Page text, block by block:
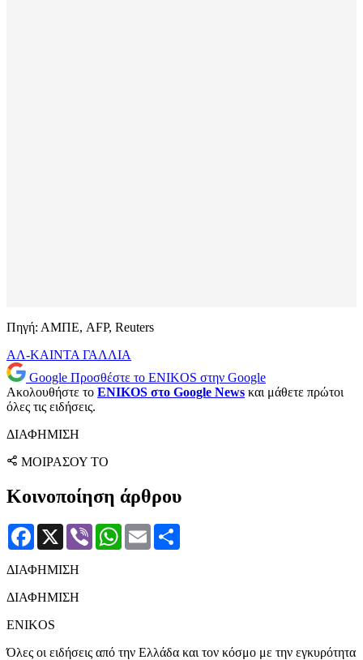
Πηγή: ΑΜΠΕ, AFP, Reuters
ΑΛ-ΚΑΙΝΤΑ ΓΑΛΛΙΑ
Google Προσθέστε το ENIKOS στην Google
Ακολουθήστε το ENIKOS στο Google News και μάθετε πρώτοι
όλες τις ειδήσεις.
ΔΙΑΦΗΜΙΣΗ
ΜΟΙΡΑΣΟΥ ΤΟ
Κοινοποίηση άρθρου
Facebook
X Viber WhatsApp
Email
ΔΙΑΦΗΜΙΣΗ
ΔΙΑΦΗΜΙΣΗ
ENIKOS
Όλες οι ειδήσεις από την Ελλάδα και τον κόσμο με την εγκυρότητα